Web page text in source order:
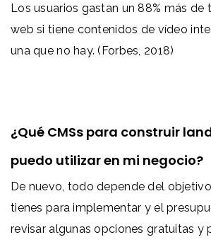
Los usuarios gastan un 88% más de
web si tiene contenidos de vídeo
una que no hay. (Forbes, 2018)
¿Qué CMSs para construir
puedo utilizar en mi negocio?
De nuevo, todo depende del
tienes para implementar y el
revisar algunas opciones gratuitas y